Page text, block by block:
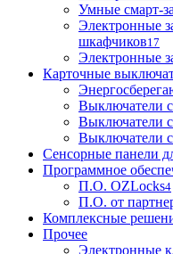
Умные смарт-
Электронные
шкафчиков17
Электронные
Карточные
Выключатели
Выключатели
Выключатели с
Сенсорные панели
Программное
П.О. OZLocks4
П.О. от
Комплексные
Прочее
Электронные